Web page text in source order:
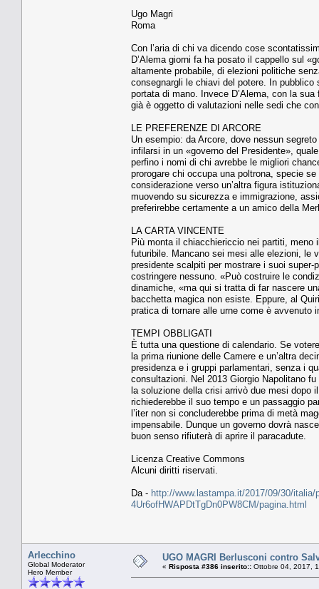
Ugo Magri
Roma
Con l’aria di chi va dicendo cose
D’Alema giorni fa ha posato il cappello sul
altamente probabile, di elezioni politiche
consegnargli le chiavi del potere. In pubblico
portata di mano. Invece D’Alema, con la
già è oggetto di valutazioni nelle sedi che
LE PREFERENZE DI ARCORE
Un esempio: da Arcore, dove nessun
infilarsi in un «governo del Presidente»,
perfino i nomi di chi avrebbe le migliori
prorogare chi occupa una poltrona, specie
considerazione verso un’altra figura
muovendo su sicurezza e immigrazione,
preferirebbe certamente a un amico della
LA CARTA VINCENTE
Più monta il chiacchiericcio nei partiti, meno
futuribile. Mancano sei mesi alle elezioni, le
presidente scalpiti per mostrare i suoi super-
costringere nessuno. «Può costruire le
dinamiche, «ma qui si tratta di far nascere
bacchetta magica non esiste. Eppure, al
pratica di tornare alle urne come è
TEMPI OBBLIGATI
È tutta una questione di calendario. Se
la prima riunione delle Camere e un’altra
presidenza e i gruppi parlamentari, senza i
consultazioni. Nel 2013 Giorgio Napolitano
la soluzione della crisi arrivò due mesi dopo
richiederebbe il suo tempo e un passaggio
l’iter non si concluderebbe prima di metà
impensabile. Dunque un governo dovrà
buon senso rifiuterà di aprire il paracadute.
Licenza Creative Commons
Alcuni diritti riservati.
Da - http://www.lastampa.it/2017/09/30/
4Ur6ofHWAPDtTgDn0PW8CM/pagina.html
Arlecchino
Global Moderator
Hero Member
UGO MAGRI Berlusconi contro
« Risposta #386 inserito:: Ottobre 04, 2017,